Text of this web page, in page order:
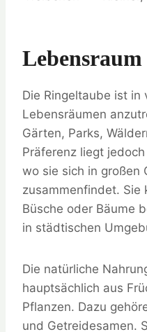
Die Ringeltaube ist in
Lebensräumen
Gärten, Parks,
Präferenz liegt
wo sie sich in großen
zusammenfindet. Sie
Büsche oder Bäume
in städtischen
Die natürliche
hauptsächlich aus
Pflanzen. Dazu
und Getreidesamen.